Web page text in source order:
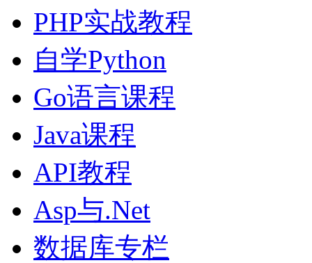
PHP实战教程
自学Python
Go语言课程
Java课程
API教程
Asp与.Net
数据库专栏